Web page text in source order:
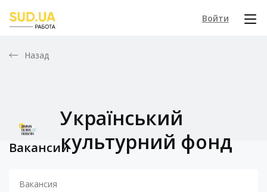
Войти
Назад
Український
культурний фонд
Вакансии